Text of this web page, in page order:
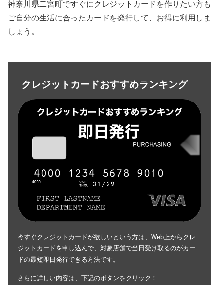
神奈川県二宮町ですぐにクレジットカードを作りたい方も
ご自分の生活に合ったカードを発行して、お得に利用しま
しょう。
クレジットカードおすすめランキング
今すぐクレジットカードが欲しいという方は、Web上からクレ
ジットカードを申し込んで、対象店舗で当日受け取るのがカー
ドの最短即日発行できる方法です。
さらに詳しい内容は、下記のボタンをクリック！